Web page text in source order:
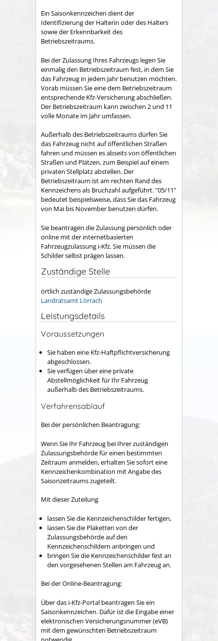
Ein Saisonkennzeichen dient der
Identifizierung der Halterin oder des Halters
sowie der Erkennbarkeit des
Betriebszeitraums.
Bei der Zulassung Ihres Fahrzeugs legen Sie
einmalig den Betriebszeitraum fest, in dem Sie
das Fahrzeug in jedem Jahr benutzen möchten.
Vorab müssen Sie eine dem Betriebszeitraum
entsprechende Kfz-Versicherung abschließen.
Der Betriebszeitraum kann zwischen 2 und 11
volle Monate im Jahr umfassen.
Außerhalb des Betriebszeitraums dürfen Sie
das Fahrzeug nicht auf öffentlichen Straßen
fahren und müssen es abseits von öffentlichen
Straßen und Plätzen, zum Beispiel auf einem
privaten Stellplatz abstellen. Der
Betriebszeitraum ist am rechten Rand des
Kennzeichens als Bruchzahl aufgeführt. "05/11"
bedeutet beispielsweise, dass Sie das Fahrzeug
von Mai bis November benutzen dürfen.
Sie beantragen die Zulassung persönlich oder
online mit der internetbasierten
Fahrzeugzulassung i-Kfz. Sie müssen die
Schilder selbst prägen lassen.
Zuständige Stelle
örtlich zuständige Zulassungsbehörde
Landratsamt Lörrach
Leistungsdetails
Voraussetzungen
Sie haben eine Kfz-Haftpflichtversicherung
abgeschlossen.
Sie verfügen über eine private
Abstellmöglichkeit für Ihr Fahrzeug
außerhalb des Betriebszeitraums.
Verfahrensablauf
Bei der persönlichen Beantragung:
Wenn Sie Ihr Fahrzeug bei Ihrer zuständigen
Zulassungsbehörde für einen bestimmten
Zeitraum anmelden, erhalten Sie sofort eine
Kennzeichenkombination mit Angabe des
Saisonzeitraums zugeteilt.
Mit dieser Zuteilung
lassen Sie die Kennzeichenschilder fertigen,
lassen Sie die Plaketten von der
Zulassungsbehörde auf den
Kennzeichenschildern anbringen und
bringen Sie die Kennzeichenschilder fest an
den vorgesehenen Stellen am Fahrzeug an.
Bei der Online-Beantragung:
Über das i-Kfz-Portal beantragen Sie ein
Saisonkennzeichen. Dafür ist die Eingabe einer
elektronischen Versicherungsnummer (eVB)
mit dem gewünschten Betriebszeitraum